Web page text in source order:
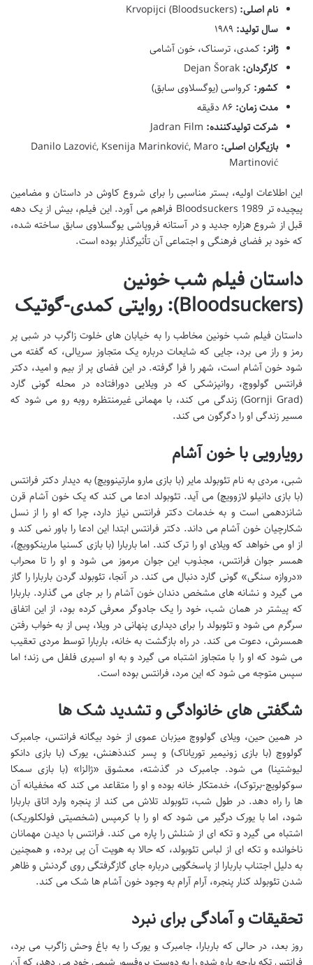
نام اصلی:
سال تولید:
ژانر: کمدی، ترسناک، خون آشامی
کارگردان:
کشور: کرواسی (یوگسلاوی سابق)
مدت زمان:
شرکت تولیدکننده:
بازیگران اصلی: Danilo Lazović, Ksenija Marinković, Maro
Martinović
این اطلاعات اولیه، بستر مناسبی را برای شروع کاوش در داستان و مضامین
پیچیده تر Bloodsuckers 1989 فراهم می آورد. این فیلم، بیش از یک دهه
قبل از شروع هزاره جدید و در آستانه فروپاشی یوگسلاوی سابق ساخته شده،
که خود بر فضای فرهنگی و اجتماعی آن تأثیرگذار بوده است.
داستان فیلم شب خونین
(Bloodsuckers): روایتی کمدی-گوتیک
داستان فیلم شب خونین مخاطب را به خیابان های خلوت زاگرب در شبی پر
رمز و راز می برد، جایی که شایعات درباره یک متجاوز سریالی، که گفته می
شود خون آشام است، شهر را فرا گرفته. در این فضای پر از بیم و امید، دکتر
فرانتس گولووچ، روانپزشکی که در ویلایی دورافتاده در محله گونی گارد
(Gornji Grad) زندگی می کند، با مهمانی غیرمنتظره روبه رو می شود که
مسیر زندگی او را دگرگون می کند.
رویارویی با خون آشام
شبی، مردی به نام تئوبولد مایر (با بازی مارو مارتینوویچ) به دیدار دکتر فرانتس
(با بازی دانیلو لازوویچ) می آید. تئوبولد ادعا می کند که یک خون آشام قرن
شانزدهمی است و به خدمات دکتر فرانتس نیاز دارد، چرا که او را از نسل
شکارچیان خون آشام می داند. دکتر فرانتس ابتدا این ادعا را باور نمی کند و
از او می خواهد که ویلای او را ترک کند. اما باربارا (با بازی کسنیا مارینکوویچ)،
همسر جوان فرانتس، مجذوب این جوان مرموز می شود و او را تا محراب
«دروازه سنگی» گونی گارد دنبال می کند. در آنجا، تئوبولد گردن باربارا را گاز
می گیرد و نشانه های مشخص دندان خون آشام را بر جای می گذارد. باربارا
که پیشتر در همان شب، خود را یک جادوگر معرفی کرده بود، از این اتفاق
سرگرم می شود و تئوبولد را برای دیداری پنهانی در ویلا، پس از به خواب رفتن
همسرش، دعوت می کند. در راه بازگشت به خانه، باربارا توسط مردی تعقیب
می شود که او را با متجاوز اشتباه می گیرد و به او اسپری فلفل می زند؛ اما
سپس متوجه می شود که این مرد، فرانتس بوده است.
شگفتی های خانوادگی و تشدید شک ها
در همین حین، ویلای گولووچ میزبان عموی از خود بیگانه فرانتس، جامبرک
گولووچ (با بازی زونیمیر توریاناک) و پسر کندذهنش، یورک (با بازی دانکو
لیوشتینا) می شود. جامبرک در گذشته، معشوق «ژالزا» (با بازی سمکا
سوکولویچ-برتوک)، خدمتکار خانه بوده و او را متقاعد می کند که مخفیانه آن
ها را راه دهد. در طول شب، تئوبولد تلاش می کند از پنجره وارد اتاق باربارا
شود، اما با یورک درگیر می شود که او را با کرمپس (شخصیتی فولکلوریک)
اشتباه می گیرد و تکه ای از شنلش را پاره می کند. فرانتس با دیدن مهمانان
ناخوانده و تکه ای از لباس تئوبولد، که حالا به هویت آن پی برده، و همچنین
به دلیل اجتناب باربارا از پاسخگویی درباره جای گازگرفتگی روی گردنش و ظاهر
شدن تئوبولد کنار پنجره، آرام آرام به وجود خون آشام ها شک می کند.
تحقیقات و آمادگی برای نبرد
روز بعد، در حالی که باربارا، جامبرک و یورک را به باغ وحش زاگرب می برد،